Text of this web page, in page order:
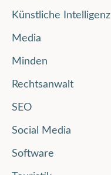
Künstliche Intelligenz
Media
Minden
Rechtsanwalt
SEO
Social Media
Software